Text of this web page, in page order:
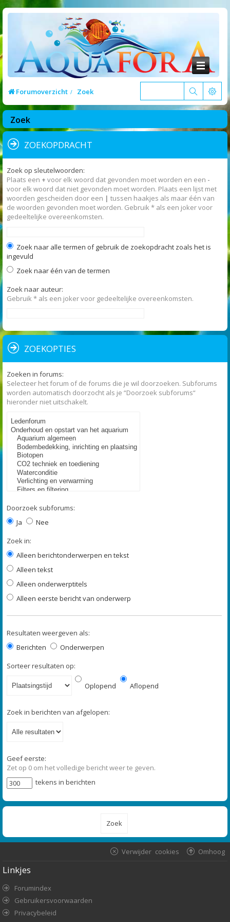
Forumoverzicht Zoek
Zoek
ZOEKOPDRACHT
Zoek op sleutelwoorden:
Plaats een + voor elk woord dat gevonden moet worden en een -
voor elk woord dat niet gevonden moet worden. Plaats een lijst met
woorden gescheiden door een | tussen haakjes als maar één van
de woorden gevonden moet worden. Gebruik * als een joker voor
gedeeltelijke overeenkomsten.
Zoek naar alle termen of gebruik de zoekopdracht zoals het is
ingevuld
Zoek naar één van de termen
Zoek naar auteur:
Gebruik * als een joker voor gedeeltelijke overeenkomsten.
ZOEKOPTIES
Zoeken in forums:
Selecteer het forum of de forums die je wil doorzoeken. Subforums
worden automatisch doorzocht als je “Doorzoek subforums“
hieronder niet uitschakelt.
Doorzoek subforums:
Ja
Nee
Zoek in:
Alleen berichtonderwerpen en tekst
Alleen tekst
Alleen onderwerptitels
Alleen eerste bericht van onderwerp
Resultaten weergeven als:
Berichten
Onderwerpen
Sorteer resultaten op:
Oplopend Aflopend
Zoek in berichten van afgelopen:
Geef eerste:
Zet op 0 om het volledige bericht weer te geven.
tekens in berichten
Omhoog
Verwijder cookies
Linkjes
Forumindex
Gebruikersvoorwaarden
Privacybeleid